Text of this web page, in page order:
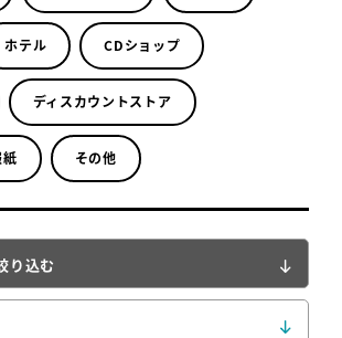
ホテル CDショップ
ディスカウントストア
その他
り込む